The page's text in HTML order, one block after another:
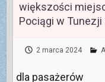
większości
Pociągi w
2 marca 2024
dla pasażerów